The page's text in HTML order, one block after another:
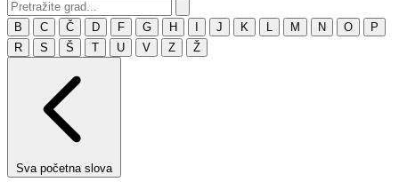
B C Č D F G H J K M N O
P
R
S Š T U V Z Ž
Sva početna slova